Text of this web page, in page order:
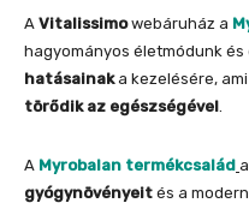
A Vitalissimowebáruház a
hagyományos életmódunk
hatásainaka kezelésére,
törődik az egészségével
A Myrobalan termékcsalád
gyógynövényeit és a modern